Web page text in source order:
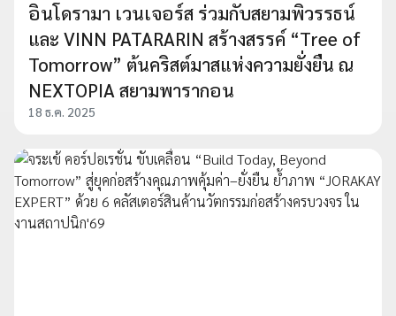
อินโดรามา เวนเจอร์ส ร่วมกับสยามพิวรรธน์
และ VINN PATARARIN สร้างสรรค์ “Tree of
Tomorrow” ต้นคริสต์มาสแห่งความยั่งยืน ณ
NEXTOPIA สยามพารากอน
18 ธ.ค. 2025